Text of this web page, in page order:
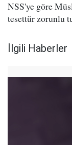
NSS'ye göre
tesettür zorunlu
İlgili Haberler